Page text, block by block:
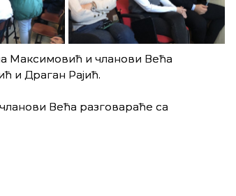
Максимовић и чланови Већа
и Драган Рајић.
Већа разговараће са